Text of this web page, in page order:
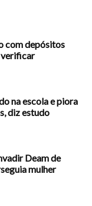
com depósitos
verificar
na escola e piora
diz estudo
Deam de
mulher